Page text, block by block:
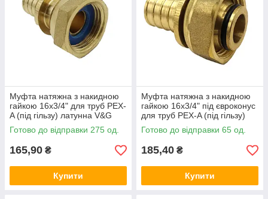
Муфта натяжна з накидною
гайкою 16x3/4" для труб PEX-
A (під гільзу) латунна V&G
(VALOGIN)
Готово до відправки 275 од.
165,90 ₴
Купити
Муфта натяжна з накидною
гайкою 16x3/4" під євроконус
для труб PEX-A (під гільзу)
латунна V&G (VALOGIN)
Готово до відправки 65 од.
185,40 ₴
Купити